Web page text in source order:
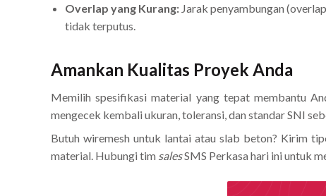
Overlap yang Kurang: Jarak penyambungan
tidak terputus.
Amankan Kualitas Proyek Anda
Memilih spesifikasi material yang tepat membantu
mengecek kembali ukuran, toleransi, dan standar SNI
Butuh wiremesh untuk lantai atau slab beton? Kirim
material. Hubungi tim salesSMS Perkasa hari ini untuk